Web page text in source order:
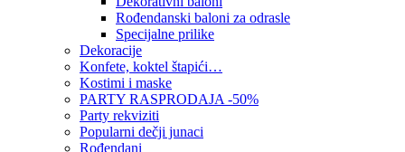
Rođendanski baloni za odrasle
Specijalne prilike
Dekoracije
Konfete, koktel štapići…
Kostimi i maske
PARTY RASPRODAJA -50%
Party rekviziti
Popularni dečji junaci
Rođendani